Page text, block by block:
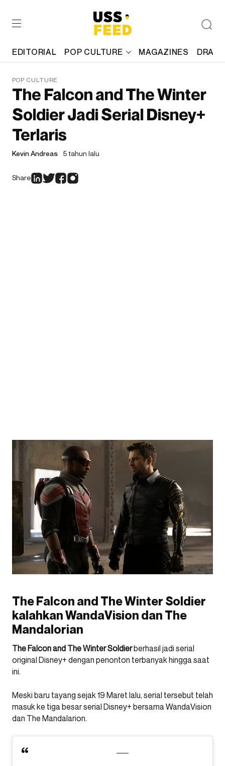
EDITORIAL POP CULTURE MAGAZINES
POP CULTURE
The Falcon and The Winter
Soldier Jadi Serial Disney+
Terlaris
Kevin Andreas 5 tahun lalu
Share
The Falcon and The Winter Soldier
kalahkan WandaVision dan The
Mandalorian
The Falcon and The Winter Soldierberhasil jadi serial
original Disney+ dengan penonton terbanyak hingga saat
ini.
Meski baru tayang sejak 19 Maret lalu, serial tersebut telah
masuk ke tiga besar serial Disney+ bersama WandaVision
dan The Mandalarion.